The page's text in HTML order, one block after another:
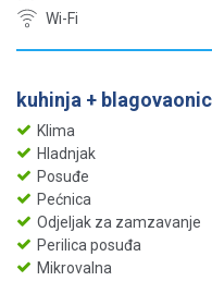
Wi-Fi
kuhinja +
Klima
Hladnjak
Posuđe
Pećnica
Odjeljak za zamzavanje
Perilica posuđa
Mikrovalna